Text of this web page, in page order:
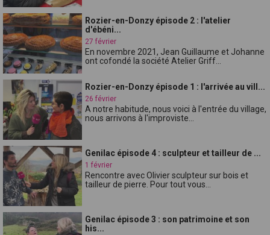
Rozier-en-Donzy épisode 2 : l'atelier
d'ébéni...
27 février
En novembre 2021, Jean Guillaume et Johanne
ont cofondé la société Atelier Griff...
Rozier-en-Donzy épisode 1 : l'arrivée au vill...
26 février
A notre habitude, nous voici à l'entrée du village,
nous arrivons à l'improviste...
Genilac épisode 4 : sculpteur et tailleur de ...
1 février
Rencontre avec Olivier sculpteur sur bois et
tailleur de pierre. Pour tout vous...
Genilac épisode 3 : son patrimoine et son
his...